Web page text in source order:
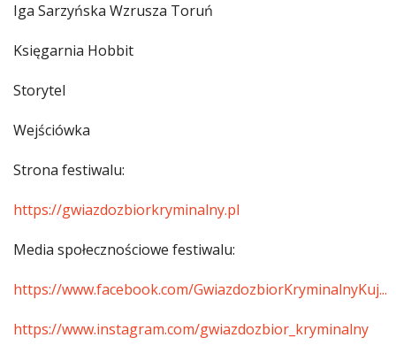
Iga Sarzyńska Wzrusza Toruń
Księgarnia Hobbit
Storytel
Wejściówka
Strona festiwalu:
https://gwiazdozbiorkryminalny.pl
Media społecznościowe festiwalu:
https://www.facebook.com/GwiazdozbiorKryminalnyKuj...
https://www.instagram.com/gwiazdozbior_kryminalny